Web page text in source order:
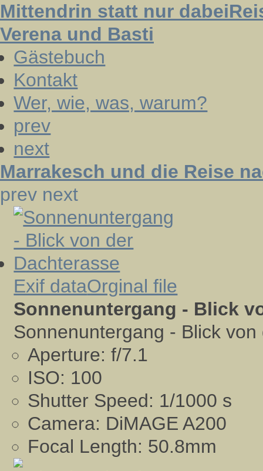
Mittendrin statt nur dabei
Verena und Basti
Gästebuch
Kontakt
Wer, wie, was, warum?
prev
next
Marrakesch und die Reise
prev next
Exif dataOrginal file
Sonnenuntergang - Blick
Sonnenuntergang - Blick
Aperture: f/7.1
ISO: 100
Shutter Speed: 1/1000 s
Camera: DiMAGE A200
Focal Length: 50.8mm